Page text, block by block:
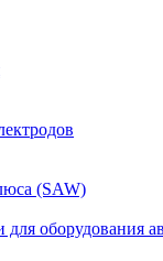
(SAW)
оборудования